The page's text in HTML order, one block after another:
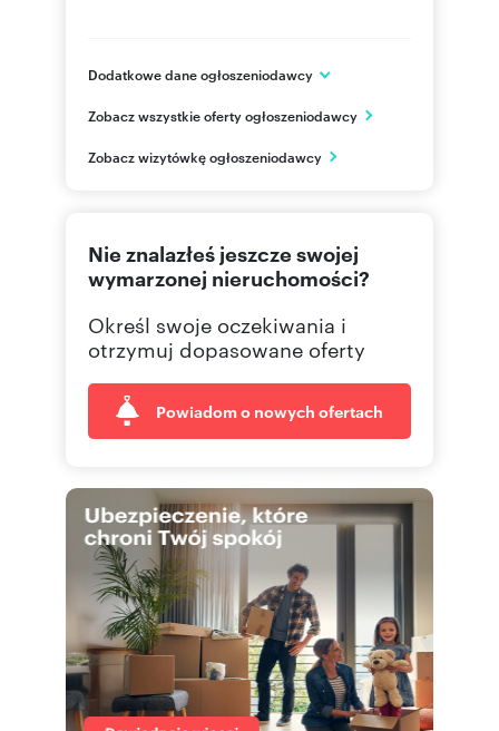
Dodatkowe dane ogłoszeniodawcy
Warszawa
PL
Zobacz wszystkie oferty ogłoszeniodawcy
Zobacz wizytówkę ogłoszeniodawcy
Nie znalazłeś jeszcze swojej
wymarzonej nieruchomości?
Określ swoje oczekiwania i
otrzymuj dopasowane oferty
Powiadom o nowych ofertach